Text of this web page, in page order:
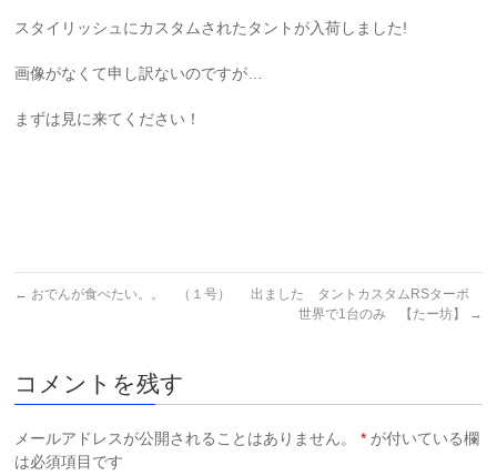
スタイリッシュにカスタムされたタントが入荷しました!
画像がなくて申し訳ないのですが…
まずは見に来てください！
← おでんが食べたい。。 （１号）
出ました タントカスタムRSターボ
世界で1台のみ 【たー坊】
→
コメントを残す
メールアドレスが公開されることはありません。 * が付いている欄
は必須項目です